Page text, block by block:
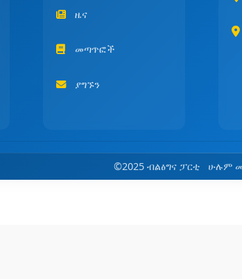
ዜና
መጣጥፎች
ያግኙን
©2025 ብልፅግና ፓርቲ ሁሉም